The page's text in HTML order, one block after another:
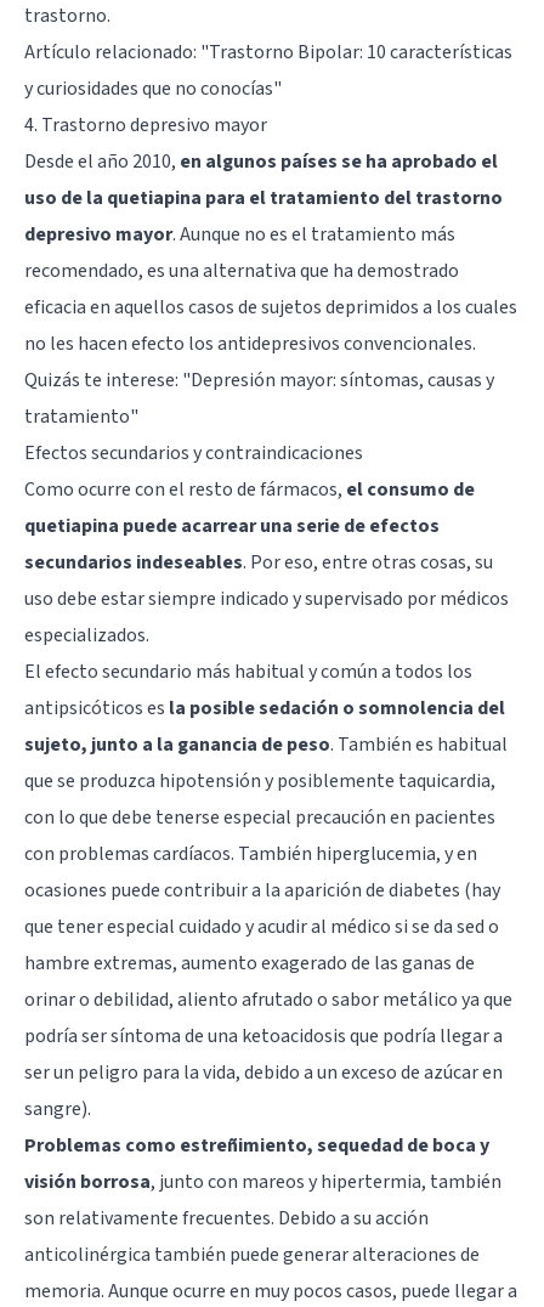
trastorno.
Artículo relacionado: "Trastorno Bipolar: 10 características
y curiosidades que no conocías"
4. Trastorno depresivo mayor
Desde el año 2010, en algunos países se ha aprobado el
uso de la quetiapina para el tratamiento del trastorno
depresivo mayor. Aunque no es el tratamiento más
recomendado, es una alternativa que ha demostrado
eficacia en aquellos casos de sujetos deprimidos a los cuales
no les hacen efecto los antidepresivos convencionales.
Quizás te interese: "Depresión mayor: síntomas, causas y
tratamiento"
Efectos secundarios y contraindicaciones
Como ocurre con el resto de fármacos, el consumo de
quetiapina puede acarrear una serie de efectos
secundarios indeseables. Por eso, entre otras cosas, su
uso debe estar siempre indicado y supervisado por médicos
especializados.
El efecto secundario más habitual y común a todos los
antipsicóticos es la posible sedación o somnolencia del
sujeto, junto a la ganancia de peso. También es habitual
que se produzca hipotensión y posiblemente taquicardia,
con lo que debe tenerse especial precaución en pacientes
con problemas cardíacos. También hiperglucemia, y en
ocasiones puede contribuir a la aparición de diabetes (hay
que tener especial cuidado y acudir al médico si se da sed o
hambre extremas, aumento exagerado de las ganas de
orinar o debilidad, aliento afrutado o sabor metálico ya que
podría ser síntoma de una ketoacidosis que podría llegar a
ser un peligro para la vida, debido a un exceso de azúcar en
sangre).
Problemas como estreñimiento, sequedad de boca y
visión borrosa, junto con mareos y hipertermia, también
son relativamente frecuentes. Debido a su acción
anticolinérgica también puede generar alteraciones de
memoria. Aunque ocurre en muy pocos casos, puede llegar a